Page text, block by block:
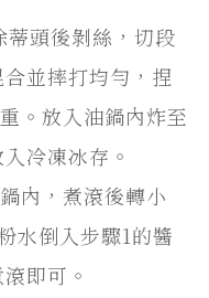
頭後剝絲，切段
並摔打均勻，捏
。放入油鍋內炸至
冷凍冰存。
內，煮滾後轉小
水倒入步驟1的醬
即可。